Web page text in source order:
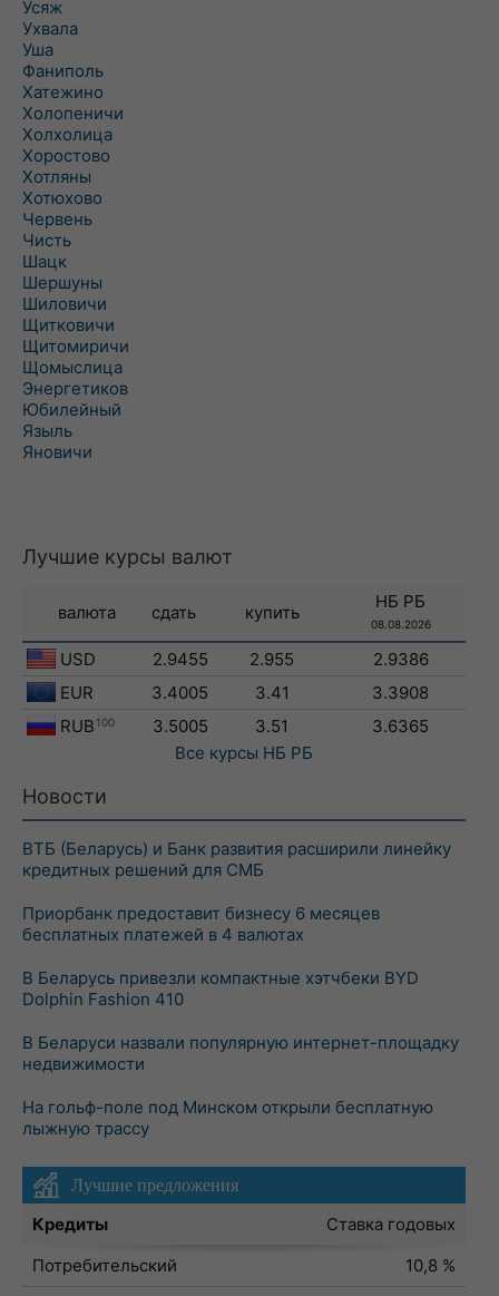
Усяж
Ухвала
Уша
Фаниполь
Хатежино
Холопеничи
Холхолица
Хоростово
Хотляны
Хотюхово
Червень
Чисть
Шацк
Шершуны
Шиловичи
Щитковичи
Щитомиричи
Щомыслица
Энергетиков
Юбилейный
Языль
Яновичи
Лучшие курсы валют
валюта сдать купить
НБ РБ
08.08.2026
USD 2.9455 2.955
2.9386
EUR
3.4005 3.41
3.3908
RUB 100 3.5005 3.51
3.6365
Все курсы НБ РБ
Новости
ВТБ (Беларусь) и Банк развития расширили линейку
кредитных решений для СМБ
Приорбанк предоставит бизнесу 6 месяцев
бесплатных платежей в 4 валютах
В Беларусь привезли компактные хэтчбеки BYD
Dolphin Fashion 410
В Беларуси назвали популярную интернет-площадку
недвижимости
На гольф-поле под Минском открыли бесплатную
лыжную трассу
Лучшие предложения
Кредиты
Ставка годовых
Потребительский
10,8 %